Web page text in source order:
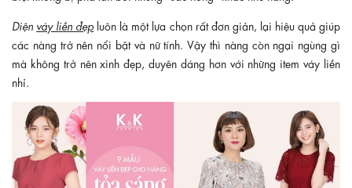
Diện váy liền đẹp luôn là một lựa chọn rất đơn giản, lại hiệu quả giúp
các nàng trở nên nổi bật và nữ tính. Vậy thì nàng còn ngại ngùng gì
mà không trở nên xinh đẹp, duyên dáng hơn với những item váy liền
nhỉ.